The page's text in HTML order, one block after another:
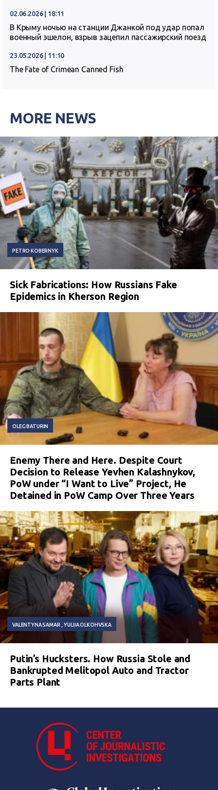
02.06.2026 | 18:11
В Крыму ночью на станции Джанкой под удар попал
военный эшелон, взрыв зацепил пассажирский поезд
23.05.2026 | 11:10
The Fate of Crimean Canned Fish
MORE NEWS
PETRO KOBERNYK
Sick Fabrications: How Russians Fake
Epidemics in Kherson Region
OLEG BATURIN
Enemy There and Here. Despite Court
Decision to Release Yevhen Kalashnykov,
PoW under “I Want to Live” Project, He
Detained in PoW Camp Over Three Years
VALENTYNA SAMAR YULIIA OLKOHVSKA
Putin’s Hucksters. How Russia Stole and
Bankrupted Melitopol Auto and Tractor
Parts Plant